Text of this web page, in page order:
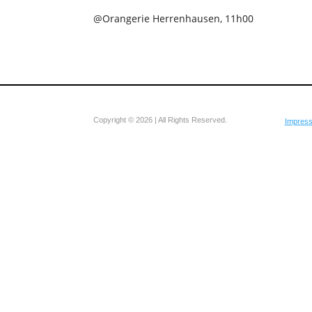
@Orangerie Herrenhausen, 11h00
Copyright © 2026 | All Rights Reserved.